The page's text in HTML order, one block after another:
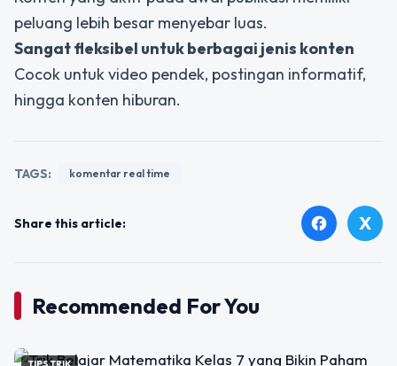
peluang lebih besar menyebar luas.
Sangat fleksibel untuk berbagai jenis konten
Cocok untuk video pendek, postingan informatif,
hingga konten hiburan.
TAGS: komentar real time
Share this article: facebook X
Recommended For You